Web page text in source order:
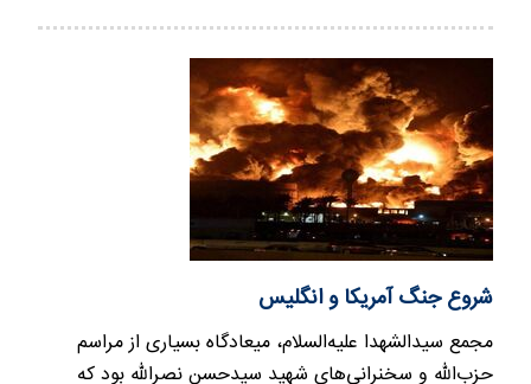
شروع جنگ آمریکا و انگلیس
مجمع سیدالشهدا علیه‌السلام، میعادگاه بسیاری از مراسم
حزب‌الله و سخنرانی‌های شهید سیدحسن نصرالله بود که